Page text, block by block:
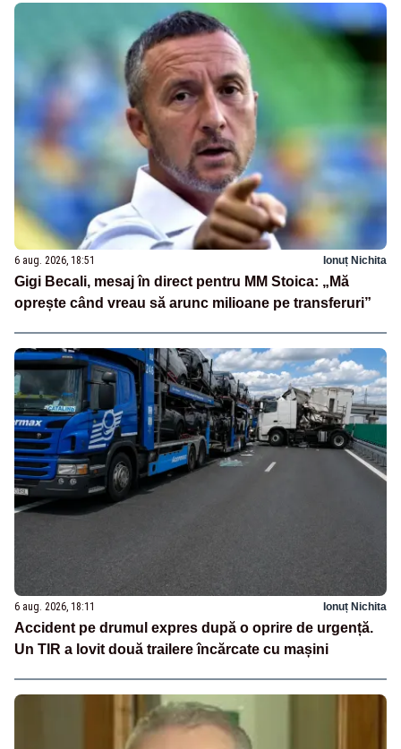
6 aug. 2026, 18:51 Ionuț Nichita
Gigi Becali, mesaj în direct pentru MM Stoica: „Mă
oprește când vreau să arunc milioane pe transferuri”
6 aug. 2026, 18:11 Ionuț Nichita
Accident pe drumul expres după o oprire de urgență.
Un TIR a lovit două trailere încărcate cu mașini